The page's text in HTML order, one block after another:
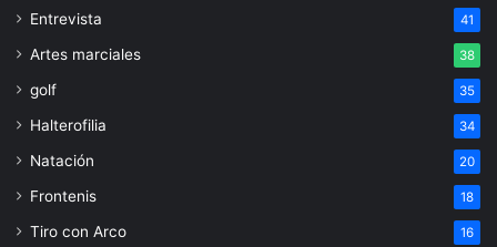
Entrevista 41
Artes marciales 38
golf 35
Halterofilia 34
Natación 20
Frontenis 18
Tiro con Arco 16